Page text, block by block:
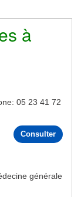
à
05 23 41 72
Consulter
générale